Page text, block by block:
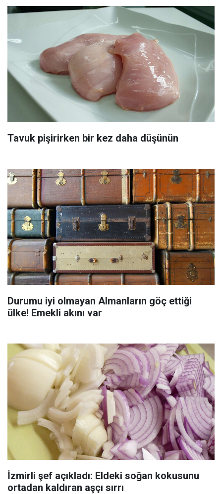
Tavuk pişirirken bir kez daha düşünün
Durumu iyi olmayan Almanların göç ettiği
ülke! Emekli akını var
İzmirli şef açıkladı: Eldeki soğan kokusunu
ortadan kaldıran aşçı sırrı